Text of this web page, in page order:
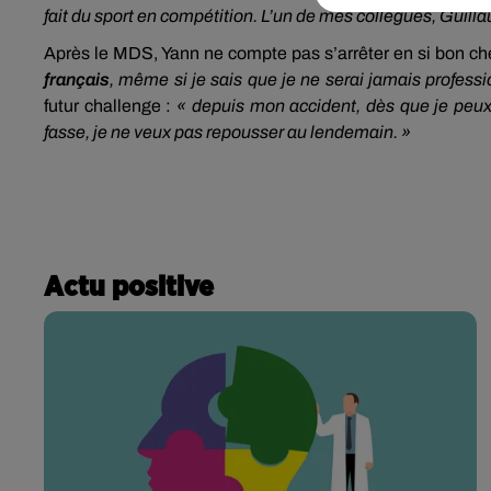
fait du sport en compétition. L’un de mes collègues,
Après le MDS, Yann ne compte pas s’arrêter en si bon
français, même si je sais que je ne serai jamais
futur challenge : « depuis mon accident, dès que je
fasse, je ne veux pas repousser au lendemain. »
Actu positive